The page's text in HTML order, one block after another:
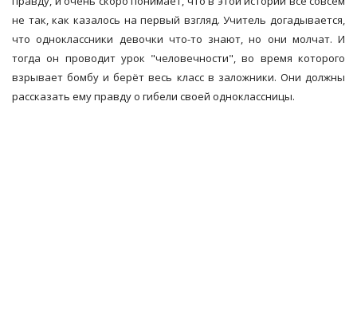
не так, как казалось на первый взгляд. Учитель догадывается,
что одноклассники девочки что-то знают, но они молчат. И
тогда он проводит урок "человечности", во время которого
взрывает бомбу и берёт весь класс в заложники. Они должны
рассказать ему правду о гибели своей одноклассницы.